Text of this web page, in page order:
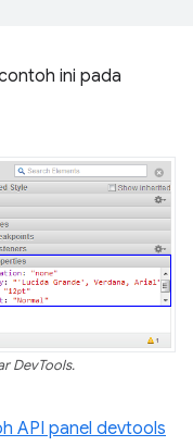
ini pada
DevTools.
API panel devtools